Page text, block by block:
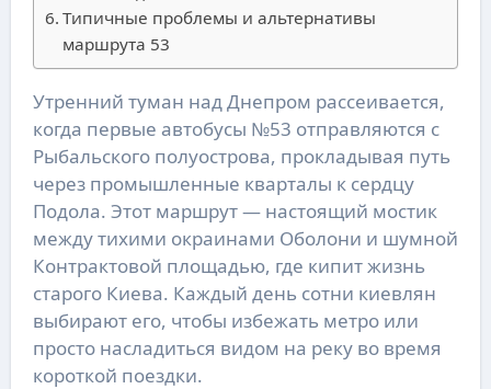
Типичные проблемы и альтернативы
маршрута 53
Утренний туман над Днепром рассеивается,
когда первые автобусы №53 отправляются с
Рыбальского полуострова, прокладывая путь
через промышленные кварталы к сердцу
Подола. Этот маршрут — настоящий мостик
между тихими окраинами Оболони и шумной
Контрактовой площадью, где кипит жизнь
старого Киева. Каждый день сотни киевлян
выбирают его, чтобы избежать метро или
просто насладиться видом на реку во время
короткой поездки.